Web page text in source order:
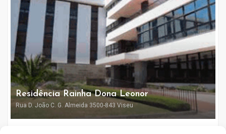
Residência Rainha Dona Leonor
Rua D. João C. G. Almeida 3500-843 Viseu